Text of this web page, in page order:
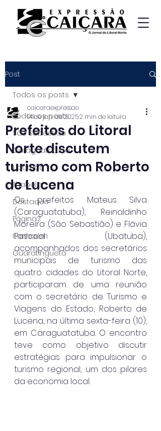
Post
Todos os posts
São Sebastião
Caraguatatuba
Ubatuba
Ilhabela
Destaque
Página2
Itanhaém
Guaratinguetá
Todos os posts
Prefeitos do Litoral
Norte discutem
turismo com Roberto
de Lucena
caicaraexpressao
14 de jan. de 20252 min de leitura
Os prefeitos Mateus Silva
(Caraguatatuba), Reinaldinho
Moreira (São Sebastião) e Flávia
Pascoal (Ubatuba),
acompanhados dos secretários
municipais de turismo das
quatro cidades do Litoral Norte,
participaram de uma reunião
com o secretário de Turismo e
Viagens do Estado, Roberto de
Lucena, na última sexta-feira (10),
em Caraguatatuba. O encontro
teve como objetivo discutir
estratégias para impulsionar o
turismo regional, um dos pilares
da economia local.